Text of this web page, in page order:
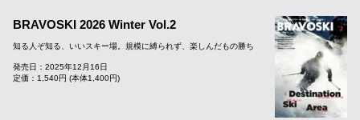
BRAVOSKI 2026 Winter Vol.2
知る人ぞ知る、いいスキー場。規模に縛られず、楽しんだもの勝ち
発売日：2025年12月16日
定価：1,540円 (本体1,400円)